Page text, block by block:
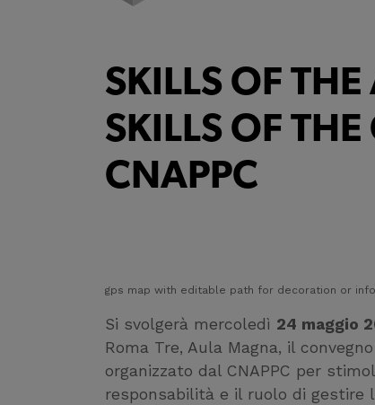
SKILLS OF
SKILLS OF
CNAPPC
gps map with editable path for decoration or
Si svolgerà mercoledì 24 maggio
Roma Tre, Aula Magna, il
organizzato dal CNAPPC per
responsabilità e il ruolo di gestire